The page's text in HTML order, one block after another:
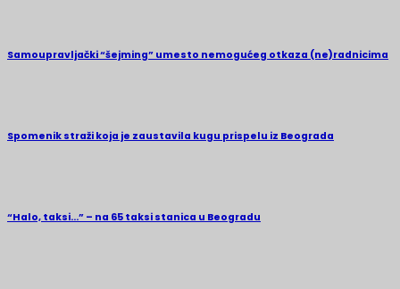
Samoupravljački “šejming” umesto nemogućeg otkaza (ne)radnicima
Spomenik straži koja je zaustavila kugu prispelu iz Beograda
“Halo, taksi…” – na 65 taksi stanica u Beogradu